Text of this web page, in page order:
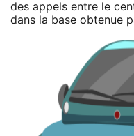
des appels entre le
dans la base obtenue